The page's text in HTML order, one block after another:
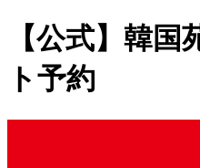
【公式】韓
ト予約